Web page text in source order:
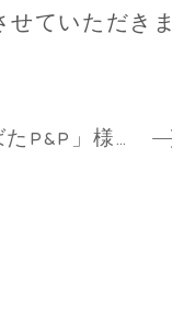
ていただきま
「一般社団法人かきつばたP&P」様のご紹介